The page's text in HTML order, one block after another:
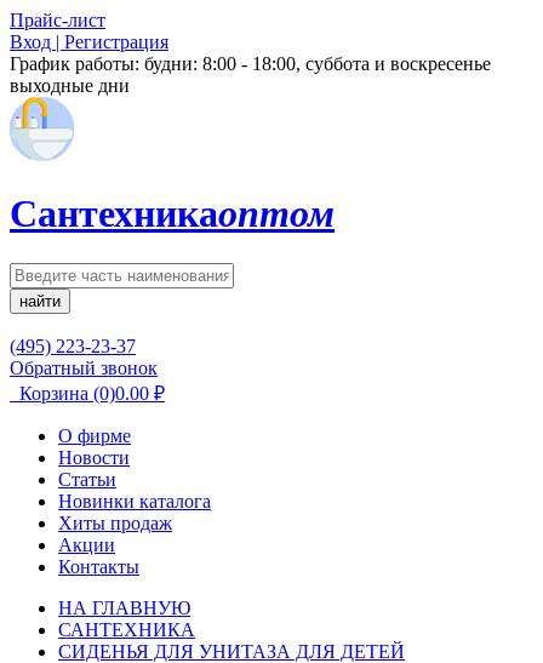
Прайс-лист
Вход | Регистрация
График работы: будни: 8:00 - 18:00, суббота и воскресенье
выходные дни
Сантехникаоптом
найти
(495) 223-23-37
Обратный звонок
Корзина (0)0.00 ₽
О фирме
Новости
Статьи
Новинки каталога
Хиты продаж
Акции
Контакты
НА ГЛАВНУЮ
САНТЕХНИКА
СИДЕНЬЯ ДЛЯ УНИТАЗА ДЛЯ ДЕТЕЙ